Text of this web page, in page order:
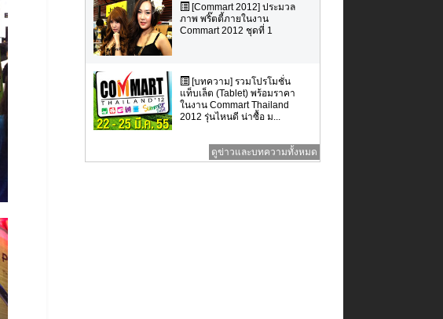
[Commart 2012] ประมวล
ภาพ พริ๊ตตี้ภายในงาน
Commart 2012 ชุดที่ 1
[บทความ] รวมโปรโมชั่น
แท็บเล็ต (Tablet) พร้อมราคา
ในงาน Commart Thailand
2012 รุ่นไหนดี น่าซื้อ ม...
ดูข่าวและบทความทั้งหมด